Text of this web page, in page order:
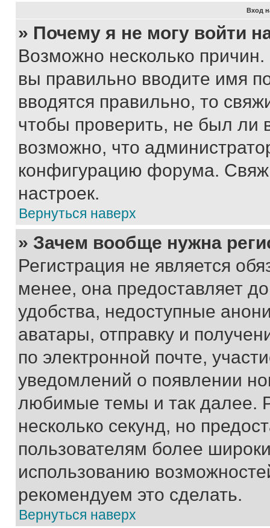
Вход
» Почему я не могу войти
Возможно несколько
вы правильно вводите имя
вводятся правильно, то
чтобы проверить, не был ли
возможно, что
конфигурацию форума.
настроек.
Вернуться наверх
» Зачем вообще нужна
Регистрация не является
менее, она предоставляет
удобства, недоступные
аватары, отправку и
по электронной почте,
уведомлений о появлении
любимые темы и так далее.
несколько секунд, но
пользователям более
использованию
рекомендуем это сделать.
Вернуться наверх